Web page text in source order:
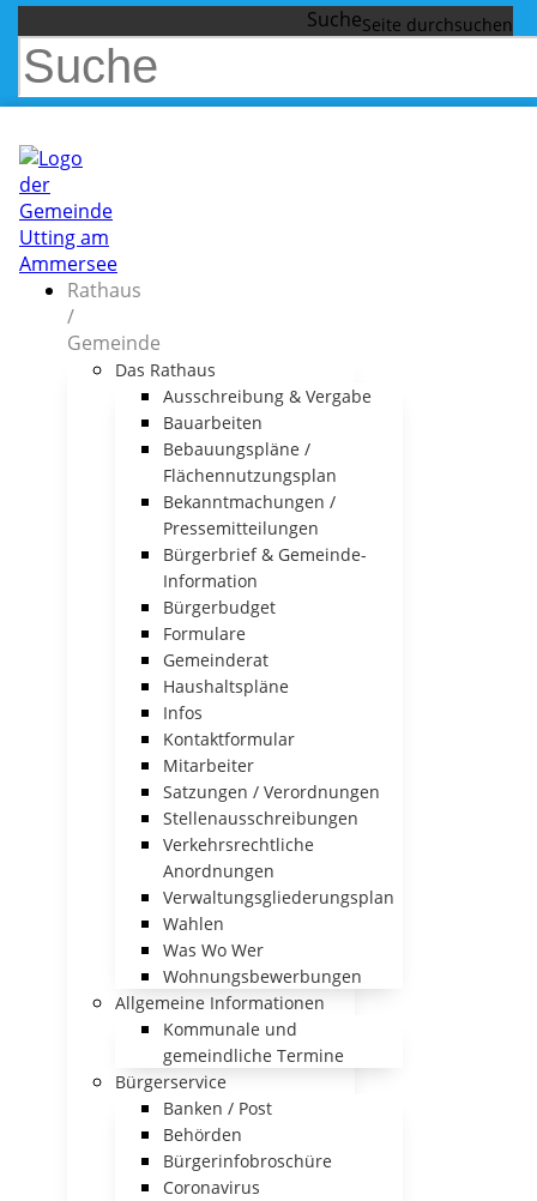
Suche
Rathaus
/
Gemeinde
Das Rathaus
Ausschreibung & Vergabe
Bauarbeiten
Bebauungspläne /
Flächennutzungsplan
Bekanntmachungen /
Pressemitteilungen
Bürgerbrief & Gemeinde-
Information
Bürgerbudget
Formulare
Gemeinderat
Haushaltspläne
Infos
Kontaktformular
Mitarbeiter
Satzungen / Verordnungen
Stellenausschreibungen
Verkehrsrechtliche
Anordnungen
Verwaltungsgliederungsplan
Wahlen
Was Wo Wer
Wohnungsbewerbungen
Allgemeine Informationen
Kommunale und
gemeindliche Termine
Bürgerservice
Banken / Post
Behörden
Bürgerinfobroschüre
Coronavirus